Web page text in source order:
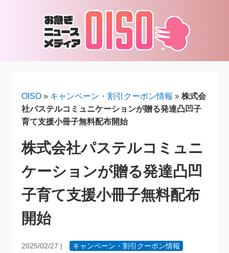
OISO » キャンペーン・割引クーポン情報 »株式会
社パステルコミュニケーションが贈る発達凸凹子
育て支援小冊子無料配布開始
株式会社パステルコミュニ
ケーションが贈る発達凸凹
子育て支援小冊子無料配布
開始
2025/02/27 | キャンペーン・割引クーポン情報